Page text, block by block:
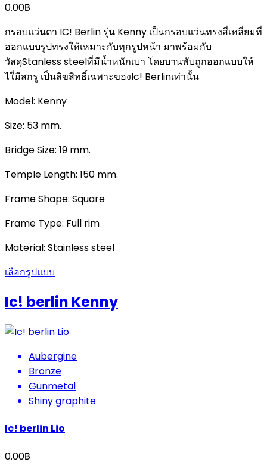
0.00฿
กรอบแว่นตา IC! Berlin รุ่น Kenny เป็นกรอบแว่นทรงสี่เหลี่ยมที่
ออกแบบรูปทรงให้เหมาะกับทุกรูปหน้า มาพร้อมกับ
วัสดุStanless steelที่มีน้ำหนักเบา โดยบานพับถูกออกแบบให้
ไใ่มีสกรู เป็นลิขสิทธิ์เฉพาะของIc! Berlinเท่านั้น
Model: Kenny
Size: 53 mm.
Bridge Size: 19 mm.
Temple Length: 150 mm.
Frame Shape: Square
Frame Type: Full rim
Material: Stainless steel
เลือกรูปแบบ
Ic! berlin Kenny
Aubergine
Bronze
Gunmetal
Shiny graphite
Ic! berlin Lio
0.00฿